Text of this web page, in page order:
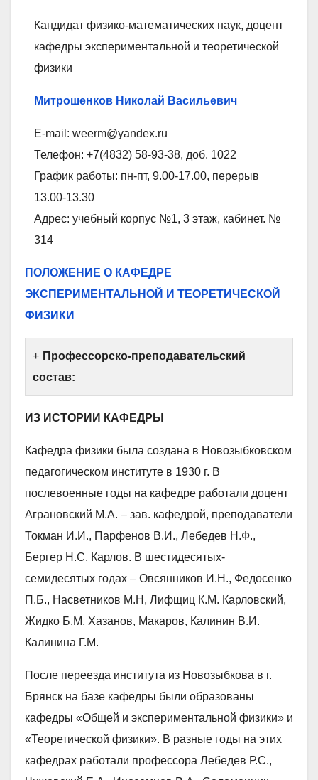
Кандидат физико-математических наук, доцент
кафедры экспериментальной и теоретической
физики
Митрошенков Николай Васильевич
E-mail: weerm@yandex.ru
Телефон: +7(4832) 58-93-38, доб. 1022
График работы: пн-пт, 9.00-17.00, перерыв
13.00-13.30
Адрес: учебный корпус №1, 3 этаж, кабинет. №
314
ПОЛОЖЕНИЕ О КАФЕДРЕ
ЭКСПЕРИМЕНТАЛЬНОЙ И ТЕОРЕТИЧЕСКОЙ
ФИЗИКИ
Профессорско-преподавательский
состав:
ИЗ ИСТОРИИ КАФЕДРЫ
Кафедра физики была создана в Новозыбковском
педагогическом институте в 1930 г. В
послевоенные годы на кафедре работали доцент
Аграновский М.А. – зав. кафедрой, преподаватели
Токман И.И., Парфенов В.И., Лебедев Н.Ф.,
Бергер Н.С. Карлов. В шестидесятых-
семидесятых годах – Овсянников И.Н., Федосенко
П.Б., Насветников М.Н, Лифщиц К.М. Карловский,
Жидко Б.М, Хазанов, Макаров, Калинин В.И.
Калинина Г.М.
После переезда института из Новозыбкова в г.
Брянск на базе кафедры были образованы
кафедры «Общей и экспериментальной физики» и
«Теоретической физики». В разные годы на этих
кафедрах работали профессора Лебедев Р.С.,